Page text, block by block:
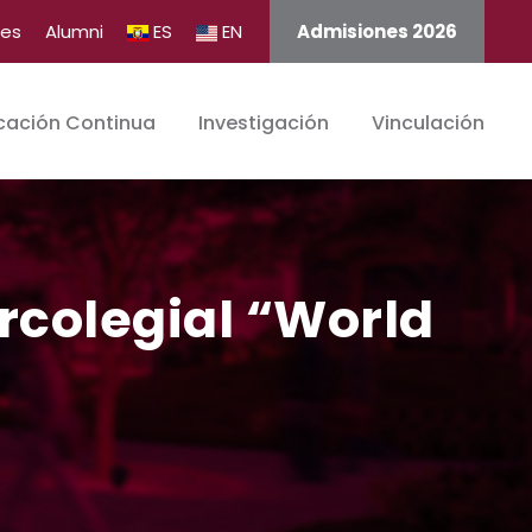
Alumni ES EN Admisiones 2026
Continua Investigación Vinculación
“World